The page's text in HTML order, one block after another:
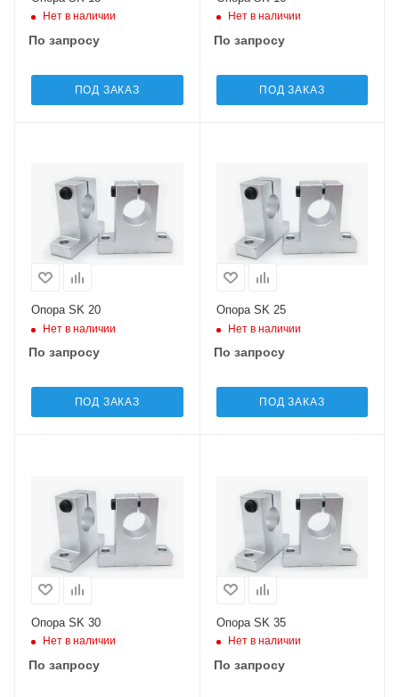
Нет в наличии
По запросу
ПОД ЗАКАЗ
Нет в наличии
По запросу
ПОД ЗАКАЗ
Опора SK 20
Нет в наличии
По запросу
ПОД ЗАКАЗ
Опора SK 25
Нет в наличии
По запросу
ПОД ЗАКАЗ
Опора SK 30
Нет в наличии
По запросу
Опора SK 35
Нет в наличии
По запросу